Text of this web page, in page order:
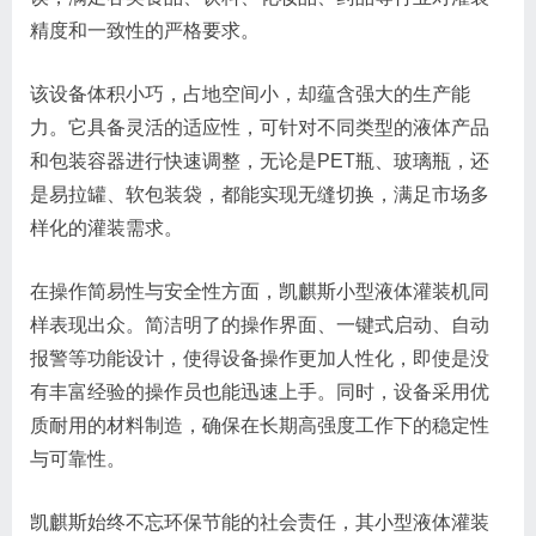
精度和一致性的严格要求。
该设备体积小巧，占地空间小，却蕴含强大的生产能
力。它具备灵活的适应性，可针对不同类型的液体产品
和包装容器进行快速调整，无论是PET瓶、玻璃瓶，还
是易拉罐、软包装袋，都能实现无缝切换，满足市场多
样化的灌装需求。
在操作简易性与安全性方面，凯麒斯小型液体灌装机同
样表现出众。简洁明了的操作界面、一键式启动、自动
报警等功能设计，使得设备操作更加人性化，即使是没
有丰富经验的操作员也能迅速上手。同时，设备采用优
质耐用的材料制造，确保在长期高强度工作下的稳定性
与可靠性。
凯麒斯始终不忘环保节能的社会责任，其小型液体灌装